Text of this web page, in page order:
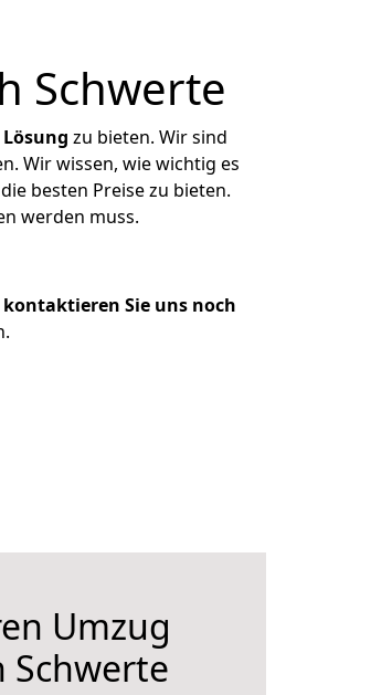
Schwerte
Lösung zu bieten. Wir sind
Wir wissen, wie wichtig es
besten Preise zu bieten.
werden muss.
kontaktieren Sie uns noch
Umzug
Schwerte